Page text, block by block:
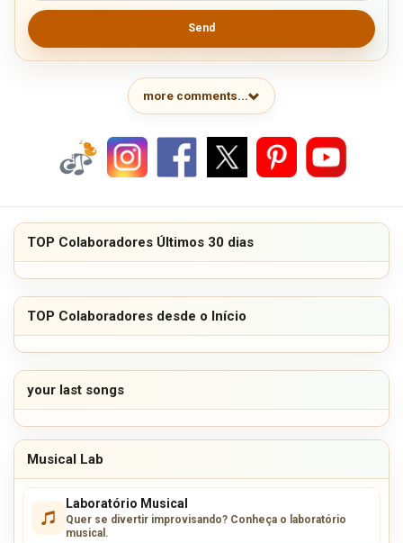
Send
more comments...
TOP Colaboradores Últimos 30 dias
TOP Colaboradores desde o Início
your last songs
Musical Lab
Laboratório Musical
Quer se divertir improvisando? Conheça o laboratório
musical.